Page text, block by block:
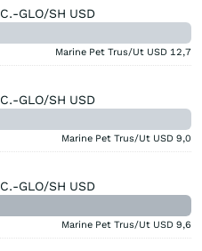
GLO/SH USD
Marine Pet Trus/Ut USD 12,7
GLO/SH USD
Marine Pet Trus/Ut USD 9,0
GLO/SH USD
Marine Pet Trus/Ut USD 9,6